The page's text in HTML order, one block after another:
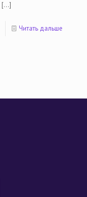
[…]
Читать дальше